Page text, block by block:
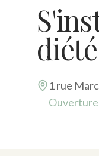
1 rue